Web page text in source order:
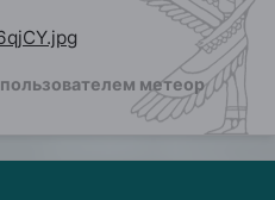
пользователем метеор